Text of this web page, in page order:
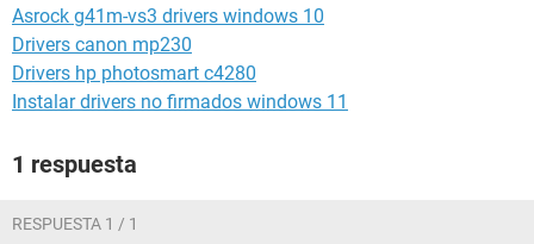
Asrock g41m-vs3 drivers windows 10
Drivers canon mp230
Drivers hp photosmart c4280
Instalar drivers no firmados windows 11
1 respuesta
RESPUESTA 1 / 1